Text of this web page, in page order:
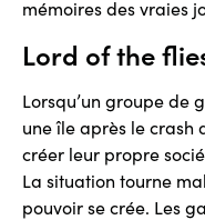
mémoires des vraies
Lord of the
Lorsqu’un groupe de
une île après le crash
créer leur propre
La situation tourne
pouvoir se crée. Les